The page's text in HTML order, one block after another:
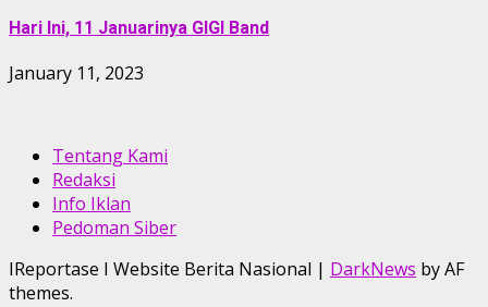
Hari Ini, 11 Januarinya GIGI Band
January 11, 2023
Tentang Kami
Redaksi
Info Iklan
Pedoman Siber
IReportase I Website Berita Nasional | DarkNews by AF
themes.